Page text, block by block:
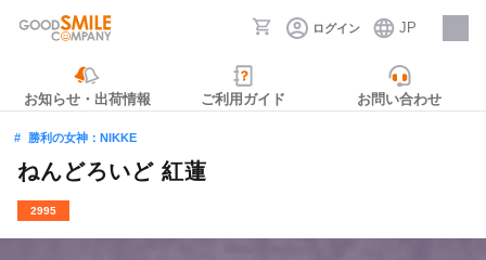
ログイン JP
採用情報
お知らせ・出荷情報 ご利用ガイド お問い合わせ
勝利の女神：NIKKE
ねんどろいど 紅蓮
2995